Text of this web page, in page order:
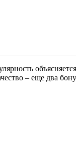
– еще два